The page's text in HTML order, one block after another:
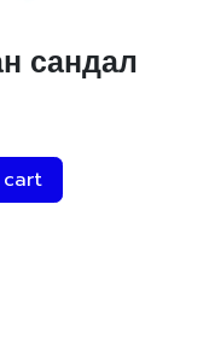
сандал